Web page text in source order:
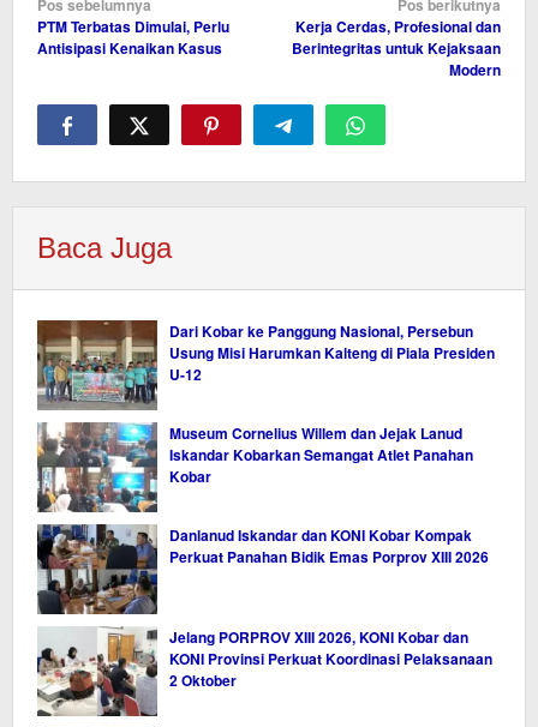
Navigasi
pos
Pos sebelumnya
PTM Terbatas Dimulai, Perlu
Antisipasi Kenaikan Kasus
Pos berikutnya
Kerja Cerdas, Profesional dan
Berintegritas untuk Kejaksaan
Modern
Baca Juga
Dari Kobar ke Panggung Nasional, Persebun
Usung Misi Harumkan Kalteng di Piala Presiden
U-12
Museum Cornelius Willem dan Jejak Lanud
Iskandar Kobarkan Semangat Atlet Panahan
Kobar
Danlanud Iskandar dan KONI Kobar Kompak
Perkuat Panahan Bidik Emas Porprov XIII 2026
Jelang PORPROV XIII 2026, KONI Kobar dan
KONI Provinsi Perkuat Koordinasi Pelaksanaan
2 Oktober